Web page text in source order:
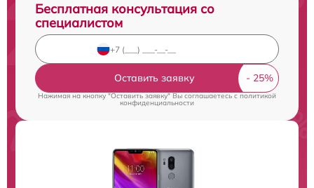
Бесплатная консультация со
специалистом
Оставить заявку
Нажимая на кнопку "Оставить заявку" Вы соглашаетесь cполитикой
конфиденциальности